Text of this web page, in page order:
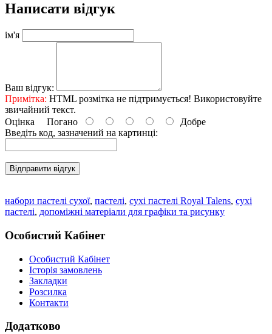
Написати відгук
ім'я
Ваш відгук:
Примітка: HTML розмітка не підтримується! Використовуйте
звичайний текст.
Оцінка Погано
Добре
Введіть код, зазначений на картинці:
Відправити відгук
набори пастелі сухої, пастелі, сухі пастелі Royal Talens, сухі
пастелі, допоміжні матеріали для графіки та рисунку
Особистий Кабінет
Особистий Кабінет
Історія замовлень
Закладки
Розсилка
Контакти
Додатково